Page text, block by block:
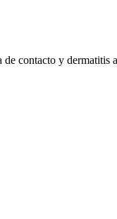
contacto y dermatitis